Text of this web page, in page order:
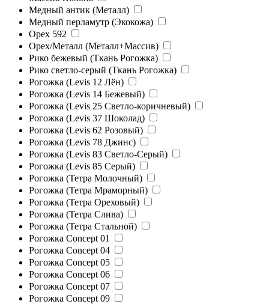
Медный антик (Металл)
Медный перламутр (Экокожа)
Орех 592
Орех/Металл (Металл+Массив)
Рико бежевый (Ткань Рогожка)
Рико светло-серый (Ткань Рогожка)
Рогожка (Levis 12 Лён)
Рогожка (Levis 14 Бежевый)
Рогожка (Levis 25 Светло-коричневый)
Рогожка (Levis 37 Шоколад)
Рогожка (Levis 62 Розовый)
Рогожка (Levis 78 Джинс)
Рогожка (Levis 83 Светло-Серый)
Рогожка (Levis 85 Серый)
Рогожка (Тетра Молочный)
Рогожка (Тетра Мраморный)
Рогожка (Тетра Ореховый)
Рогожка (Тетра Слива)
Рогожка (Тетра Стальной)
Рогожка Concept 01
Рогожка Concept 04
Рогожка Concept 05
Рогожка Concept 06
Рогожка Concept 07
Рогожка Concept 09